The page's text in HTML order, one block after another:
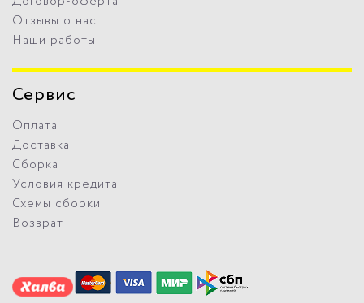
Отзывы о нас
Наши работы
Сервис
Оплата
Доставка
Сборка
Условия кредита
Схемы сборки
Возврат